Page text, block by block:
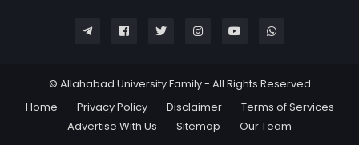
© Allahabad University Family - All Rights Reserved
Home
Privacy Policy Disclaimer
Terms of Services
Advertise With Us
Sitemap Our Team